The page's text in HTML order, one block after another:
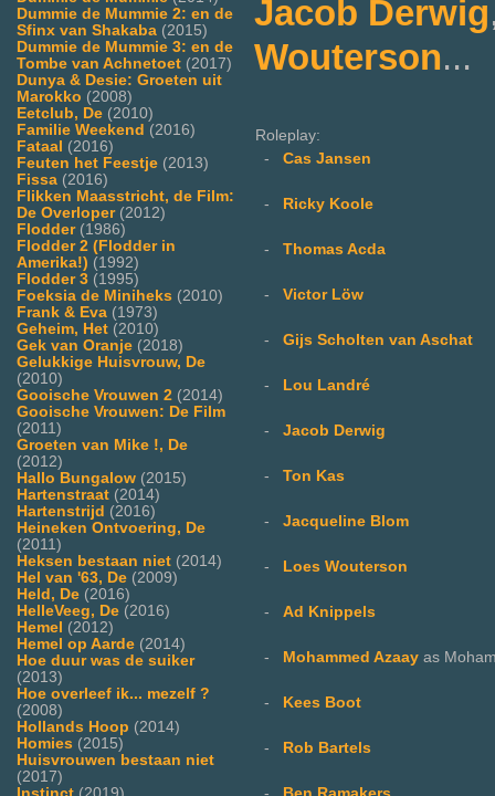
Dummie de Mummie 2: en de
Sfinx van Shakaba (2015)
Dummie de Mummie 3: en de
Tombe van Achnetoet (2017)
Dunya & Desie: Groeten uit
Marokko (2008)
Eetclub, De (2010)
Familie Weekend (2016)
Fataal (2016)
Feuten het Feestje (2013)
Fissa (2016)
Flikken Maasstricht, de Film:
De Overloper(2012)
Flodder(1986)
Flodder 2 (Flodder in
Amerika!) (1992)
Flodder 3 (1995)
Foeksia de Miniheks (2010)
Frank & Eva (1973)
Geheim, Het (2010)
Gek van Oranje (2018)
Gelukkige Huisvrouw, De
(2010)
Gooische Vrouwen 2 (2014)
Gooische Vrouwen: De Film
(2011)
Groeten van Mike !, De
(2012)
Hallo Bungalow (2015)
Hartenstraat (2014)
Hartenstrijd (2016)
Heineken Ontvoering, De
(2011)
Heksen bestaan niet (2014)
Hel van '63, De (2009)
Held, De (2016)
HelleVeeg, De (2016)
Hemel (2012)
Hemel op Aarde (2014)
Hoe duur was de suiker
(2013)
Hoe overleef ik... mezelf ?
(2008)
Hollands Hoop (2014)
Homies (2015)
Huisvrouwen bestaan niet
(2017)
Jacob Derwig
Wouterson...
Roleplay:
- Cas Jansen
- Ricky Koole
- Thomas Acda
- Victor Löw
- Gijs Scholten van Aschat
- Lou Landré
- Jacob Derwig
- Ton Kas
- Jacqueline Blom
- Loes Wouterson
- Ad Knippels
- Mohammed Azaay as
- Kees Boot
- Rob Bartels